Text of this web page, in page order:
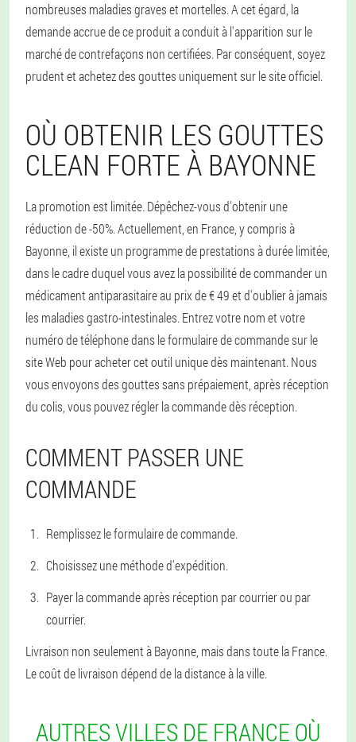
nombreuses maladies graves et mortelles. A cet égard, la
demande accrue de ce produit a conduit à l'apparition sur le
marché de contrefaçons non certifiées. Par conséquent, soyez
prudent et achetez des gouttes uniquement sur le site officiel.
OÙ OBTENIR LES GOUTTES
CLEAN FORTE À BAYONNE
La promotion est limitée. Dépêchez-vous d'obtenir une
réduction de -50%. Actuellement, en France, y compris à
Bayonne, il existe un programme de prestations à durée limitée,
dans le cadre duquel vous avez la possibilité de commander un
médicament antiparasitaire au prix de € 49 et d'oublier à jamais
les maladies gastro-intestinales. Entrez votre nom et votre
numéro de téléphone dans le formulaire de commande sur le
site Web pour acheter cet outil unique dès maintenant. Nous
vous envoyons des gouttes sans prépaiement, après réception
du colis, vous pouvez régler la commande dès réception.
COMMENT PASSER UNE
COMMANDE
Remplissez le formulaire de commande.
Choisissez une méthode d'expédition.
Payer la commande après réception par courrier ou par
courrier.
Livraison non seulement à Bayonne, mais dans toute la France.
Le coût de livraison dépend de la distance à la ville.
AUTRES VILLES DE FRANCE OÙ